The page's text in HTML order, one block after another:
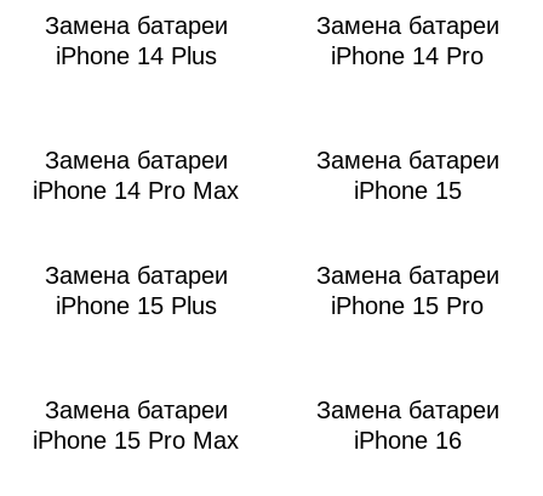
Замена батареи
iPhone 14 Plus
Замена батареи
iPhone 14 Pro
Замена батареи
iPhone 14 Pro Max
Замена батареи
iPhone 15
Замена батареи
iPhone 15 Plus
Замена батареи
iPhone 15 Pro
Замена батареи
iPhone 15 Pro Max
Замена батареи
iPhone 16